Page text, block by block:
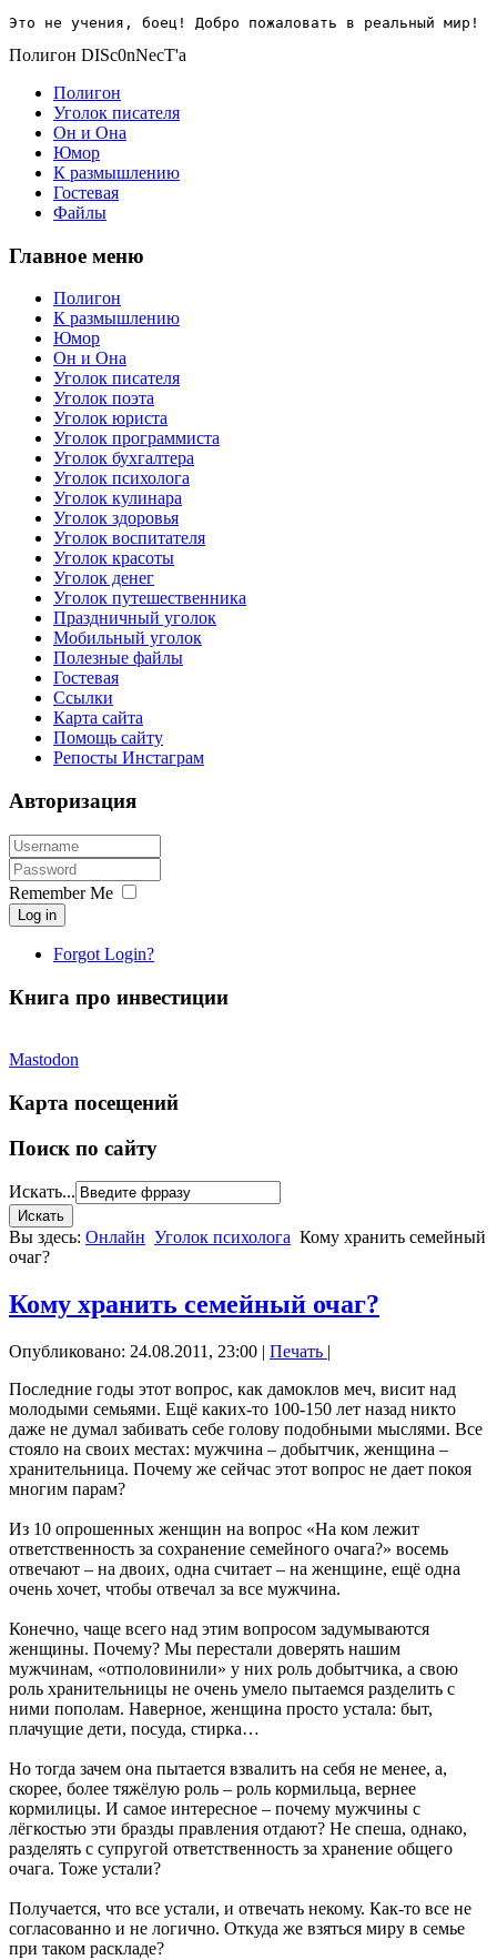
Это не учения, боец! Добро пожаловать в реальный мир!
Полигон DISc0nNecT'a
Полигон
Уголок писателя
Он и Она
Юмор
К размышлению
Гостевая
Файлы
Главное меню
Полигон
К размышлению
Юмор
Он и Она
Уголок писателя
Уголок поэта
Уголок юриста
Уголок программиста
Уголок бухгалтера
Уголок психолога
Уголок кулинара
Уголок здоровья
Уголок воспитателя
Уголок красоты
Уголок денег
Уголок путешественника
Праздничный уголок
Мобильный уголок
Полезные файлы
Гостевая
Ссылки
Карта сайта
Помощь сайту
Репосты Инстаграм
Авторизация
Remember Me
Log in
Forgot Login?
Книга про инвестиции
Mastodon
Карта посещений
Поиск по сайту
Искать...
Вы здесь: Онлайн Уголок психолога Кому хранить семейный
очаг?
Кому хранить семейный очаг?
Опубликовано: 24.08.2011, 23:00 | Печать |
Последние годы этот вопрос, как дамоклов меч, висит над
молодыми семьями. Ещё каких-то 100-150 лет назад никто
даже не думал забивать себе голову подобными мыслями. Все
стояло на своих местах: мужчина – добытчик, женщина –
хранительница. Почему же сейчас этот вопрос не дает покоя
многим парам?
Из 10 опрошенных женщин на вопрос «На ком лежит
ответственность за сохранение семейного очага?» восемь
отвечают – на двоих, одна считает – на женщине, ещё одна
очень хочет, чтобы отвечал за все мужчина.
Конечно, чаще всего над этим вопросом задумываются
женщины. Почему? Мы перестали доверять нашим
мужчинам, «отполовинили» у них роль добытчика, а свою
роль хранительницы не очень умело пытаемся разделить с
ними пополам. Наверное, женщина просто устала: быт,
плачущие дети, посуда, стирка…
Но тогда зачем она пытается взвалить на себя не менее, а,
скорее, более тяжёлую роль – роль кормильца, вернее
кормилицы. И самое интересное – почему мужчины с
лёгкостью эти бразды правления отдают? Не спеша, однако,
разделять с супругой ответственность за хранение общего
очага. Тоже устали?
Получается, что все устали, и отвечать некому. Как-то все не
согласованно и не логично. Откуда же взяться миру в семье
при таком раскладе?